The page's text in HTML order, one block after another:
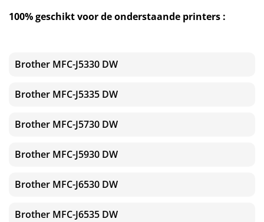
100% geschikt voor de onderstaande printers :
Brother MFC-J5330 DW
Brother MFC-J5335 DW
Brother MFC-J5730 DW
Brother MFC-J5930 DW
Brother MFC-J6530 DW
Brother MFC-J6535 DW